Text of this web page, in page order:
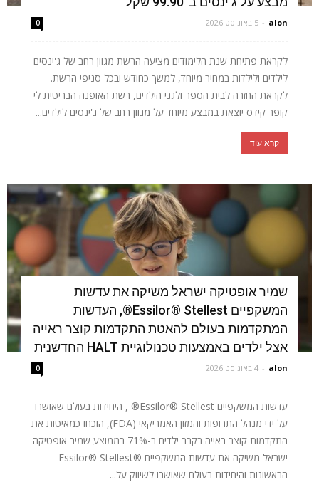
alon
- 5 באוגוסט 2026 0
לקראת פתיחת שנת הלימודים מציעה הרשת מגוון רחב של ג'ינסים
לילדים ולילדות במחיר מיוחד, למשך כחודש ובכל סניפי הרשת.
לקראת החזרה לבית הספר ולגני הילדים, רשת האופנה הבריטית לי
קופר קידס יוצאת במבצע מיוחד על מגוון רחב של ג'ינסים לילדים...
קרא עוד
שמיר אופטיקה ישראל משיקה את עדשות
המשקפיים Essilor® Stellest®, העדשות
המתקדמות בעולם להאטת התקדמות קוצר ראייה
אצל ילדים באמצעות טכנולוגיית HALT החדשנית
alon
- 4 באוגוסט 2026 0
עדשות המשקפיים Essilor® Stellest® , היחידות בעולם שאושרו
על ידי מנהל התרופות והמזון האמריקאי (FDA), הוכחו כמאיטות את
התקדמות קוצר ראייה בקרב ילדים ב-71% בממוצע שמיר אופטיקה
ישראל משיקה את עדשות המשקפיים ®Essilor® Stellest
הראשונות והיחידות בעולם שאושרו לשיווק על...